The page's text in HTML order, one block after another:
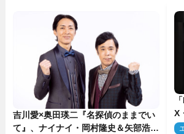
吉川愛×奥田瑛二『名探偵のままでい
て』、ナイナイ・岡村隆史＆矢部浩之
X
後